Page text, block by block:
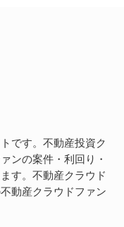
です。不動産投資ク
ンの案件・利回り・
す。不動産クラウド
動産クラウドファン